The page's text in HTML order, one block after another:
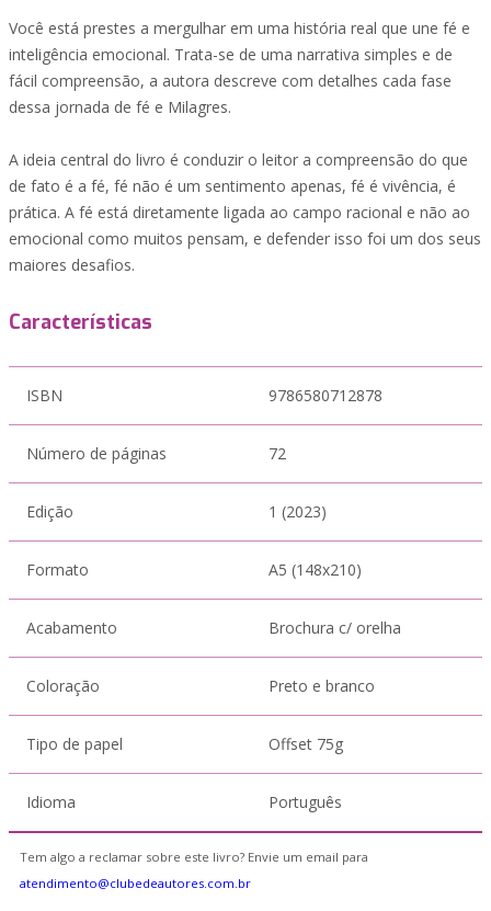
Você está prestes a mergulhar em uma história real que une fé e
inteligência emocional. Trata-se de uma narrativa simples e de
fácil compreensão, a autora descreve com detalhes cada fase
dessa jornada de fé e Milagres.
A ideia central do livro é conduzir o leitor a compreensão do que
de fato é a fé, fé não é um sentimento apenas, fé é vivência, é
prática. A fé está diretamente ligada ao campo racional e não ao
emocional como muitos pensam, e defender isso foi um dos seus
maiores desafios.
Características
ISBN 9786580712878
Número de páginas 72
Edição 1 (2023)
Formato A5 (148x210)
Acabamento Brochura c/ orelha
Coloração Preto e branco
Tipo de papel Offset 75g
Idioma Português
Tem algo a reclamar sobre este livro? Envie um email para
atendimento@clubedeautores.com.br